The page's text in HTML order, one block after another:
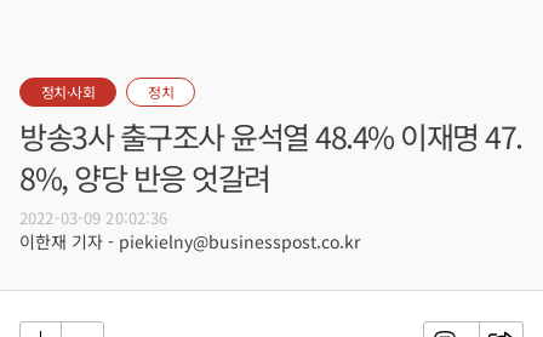
정치·사회 정치
방송3사 출구조사 윤석열 48.4% 이재명 47.
8%, 양당 반응 엇갈려
2022-03-09 20:02:36
이한재 기자 - piekielny@businesspost.co.kr